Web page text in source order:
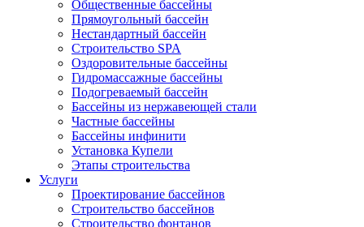
Общественные бассейны
Прямоугольный бассейн
Нестандартный бассейн
Строительство SPA
Оздоровительные бассейны
Гидромассажные бассейны
Подогреваемый бассейн
Бассейны из нержавеющей стали
Частные бассейны
Бассейны инфинити
Установка Купели
Этапы строительства
Услуги
Проектирование бассейнов
Строительство бассейнов
Строительство фонтанов